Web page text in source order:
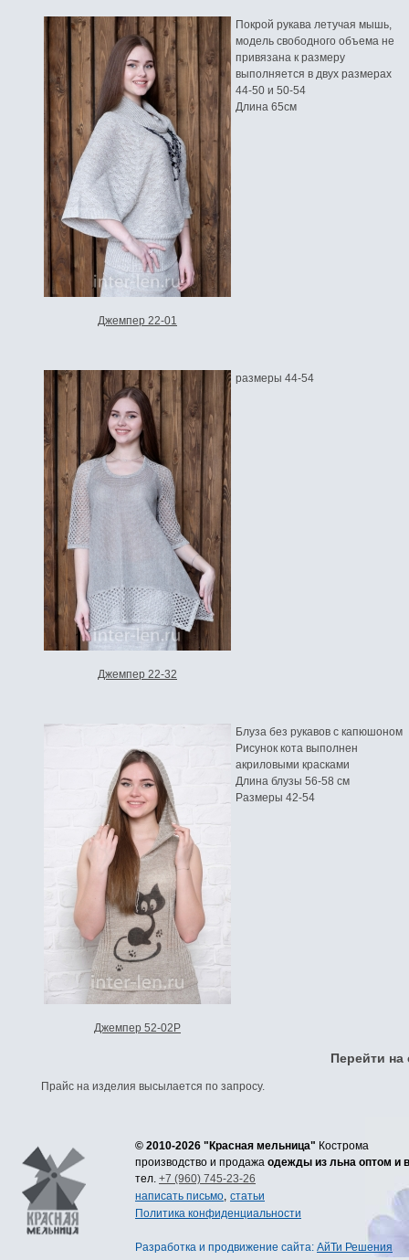
Джемпер 22-01
Покрой рукава летучая мышь,
модель свободного объема не
привязана к размеру
выполняется в двух размерах
44-50 и 50-54
Длина 65см
Джемпер 22-32
размеры 44-54
Джемпер 52-02Р
Блуза без рукавов с капюшоном
Рисунок кота выполнен
акриловыми красками
Длина блузы 56-58 см
Размеры 42-54
Перейти на
Прайс на изделия высылается по запросу.
© 2010-2026 "Красная мельница" Кострома
производство и продажа одежды из льна оптом и
тел. +7 (960) 745-23-26
написать письмо, статьи
Политика конфиденциальности
Разработка и продвижение сайта: АйТи Решения